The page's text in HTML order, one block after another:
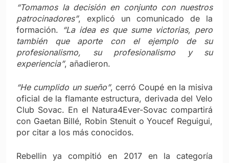
“Tomamos la decisión en conjunto con nuestros
patrocinadores”, explicó un comunicado de la
formación. “La idea es que sume victorias, pero
también que aporte con el ejemplo de su
profesionalismo, su profesionalismo y su
experiencia”, añadieron.
“He cumplido un sueño”, cerró Coupé en la misiva
oficial de la flamante estructura, derivada del Velo
Club Sovac. En el Natura4Ever-Sovac compartirá
con Gaetan Billé, Robin Stenuit o Youcef Reguigui,
por citar a los más conocidos.
Rebellin ya compitió en 2017 en la categoría